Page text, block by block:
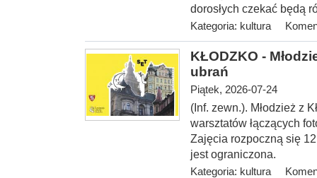
dorosłych czekać będą
Kategoria: kultura
KŁODZKO -
ubrań
Piątek, 2026-07-24
(Inf. zewn.). Młodzież z
warsztatów łączących
Zajęcia rozpoczną się
jest ograniczona.
Kategoria: kultura